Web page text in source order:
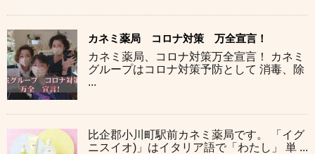
カネミ薬局 コロナ対策 万全宣言！
カネミ薬局、コロナ対策万全宣言！ カネミ
グループはコロナ対策予防として 消毒、除
...
比企郡小川町駅前カネミ薬局です。 「イグ
ニスイオ)」はイタリア語で「わたし」 単 ...